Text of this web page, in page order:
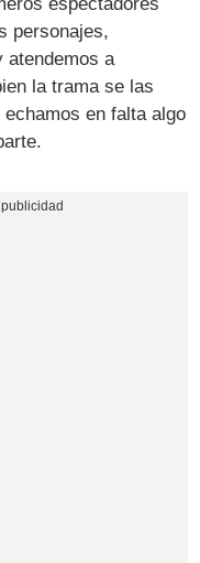
personajes,
atendemos a
la trama se las
en falta algo